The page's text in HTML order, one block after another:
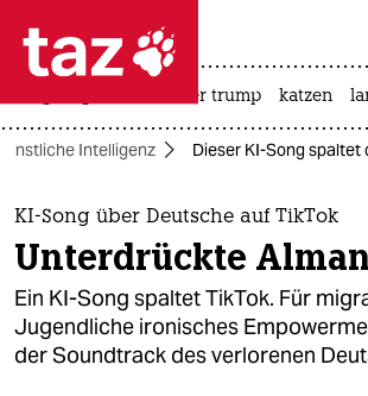
 taz zahl ich
taz zahl ich
themen
politik
öko
usa unter trump katzen
Intelligenz Dieser KI-Song spaltet
KI-Song über Deutsche auf TikTok
Unterdrückte
Ein KI-Song spaltet TikTok. Für
Jugendliche ironisches
der Soundtrack des verlorenen